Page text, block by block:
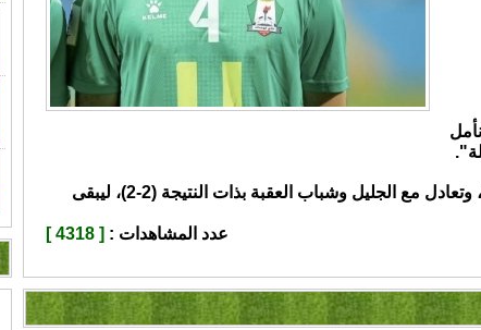
وكان الوحدات قد خاض 9 مباريات، فاز في 7، وتعادل مع الجليل وشباب العقبة بذات النتيجة (2-2)، ليبقى
عدد المشاهدات : [ 4318 ]